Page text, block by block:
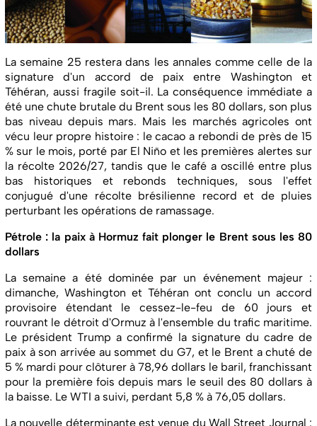
La semaine 25 restera dans les annales comme celle de la
signature d'un accord de paix entre Washington et
Téhéran, aussi fragile soit-il. La conséquence immédiate a
été une chute brutale du Brent sous les 80 dollars, son plus
bas niveau depuis mars. Mais les marchés agricoles ont
vécu leur propre histoire : le cacao a rebondi de près de 15
% sur le mois, porté par El Niño et les premières alertes sur
la récolte 2026/27, tandis que le café a oscillé entre plus
bas historiques et rebonds techniques, sous l'effet
conjugué d'une récolte brésilienne record et de pluies
perturbant les opérations de ramassage.
Pétrole : la paix à Hormuz fait plonger le Brent sous les 80
dollars
La semaine a été dominée par un événement majeur :
dimanche, Washington et Téhéran ont conclu un accord
provisoire étendant le cessez-le-feu de 60 jours et
rouvrant le détroit d'Ormuz à l'ensemble du trafic maritime.
Le président Trump a confirmé la signature du cadre de
paix à son arrivée au sommet du G7, et le Brent a chuté de
5 % mardi pour clôturer à 78,96 dollars le baril, franchissant
pour la première fois depuis mars le seuil des 80 dollars à
la baisse. Le WTI a suivi, perdant 5,8 % à 76,05 dollars.
La nouvelle déterminante est venue du Wall Street Journal :